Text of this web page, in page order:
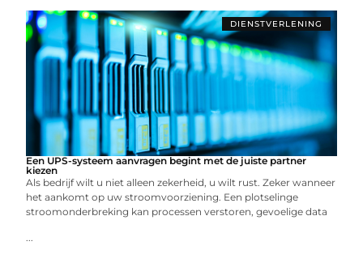
DIENSTVERLENING
Een UPS-systeem aanvragen begint met de juiste partner
kiezen
Als bedrijf wilt u niet alleen zekerheid, u wilt rust. Zeker wanneer
het aankomt op uw stroomvoorziening. Een plotselinge
stroomonderbreking kan processen verstoren, gevoelige data
...